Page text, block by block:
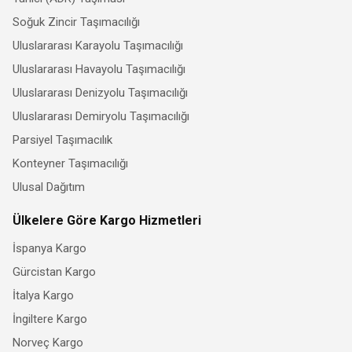
Soğuk Zincir Taşımacılığı
Uluslararası Karayolu Taşımacılığı
Uluslararası Havayolu Taşımacılığı
Uluslararası Denizyolu Taşımacılığı
Uluslararası Demiryolu Taşımacılığı
Parsiyel Taşımacılık
Konteyner Taşımacılığı
Ulusal Dağıtım
Ülkelere Göre Kargo Hizmetleri
İspanya Kargo
Gürcistan Kargo
İtalya Kargo
İngiltere Kargo
Norveç Kargo